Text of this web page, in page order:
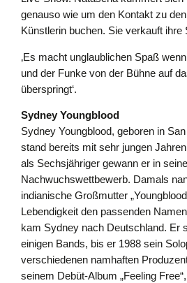
genauso wie um den Kontakt zu
Künstlerin buchen. Sie verkauft ihre
‚Es macht unglaublichen Spaß
und der Funke von der Bühne auf
überspringt‘.
Sydney Youngblood
Sydney Youngblood, geboren in
stand bereits mit sehr jungen
als Sechsjähriger gewann er in
Nachwuchswettbewerb. Damals
indianische Großmutter
Lebendigkeit den passenden
kam Sydney nach Deutschland. Er
einigen Bands, bis er 1988 sein
verschiedenen namhaften
seinem Debüt-Album „Feeling